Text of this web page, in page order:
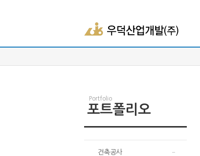
Portfolio
포트폴리오
건축공사